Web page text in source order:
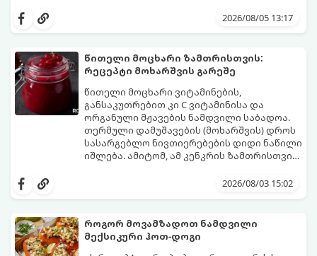
საოცრად დახვეწილ და მაგრილებელ
და მის მომზადებას მინიმალური
პორცია
2026/08/05 13:17
წითელი მოცხარი ზამთრისთვის:
რეცეპტი მოხარშვის გარეშე
წითელი მოცხარი ვიტამინების,
განსაკუთრებით კი C ვიტამინისა და
ორგანული მჟავების ნამდვილი საბადოა.
თერმული დამუშავების (მოხარშვის) დროს
სასარგებლო ნივთიერებების დიდი ნაწილი
იშლება. ამიტომ, ამ კენკრის ზამთრისთვის
მომზადებაა - მოხარშვის გარეშე.
ბუნებრივ, კაშკაშა გემოს, არომატს და
2026/08/03 15:02
როგორ მოვამზადოთ ნამდვილი
მექსიკური ჰოთ-დოგი